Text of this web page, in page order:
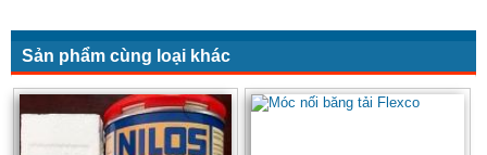
Sản phẩm cùng loại khác